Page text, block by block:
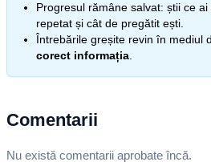
Progresul rămâne salvat: știi ce
repetat și cât de pregătit ești.
Întrebările greșite revin în mediul
corect informația
Comentarii
Nu există comentarii aprobate încă.